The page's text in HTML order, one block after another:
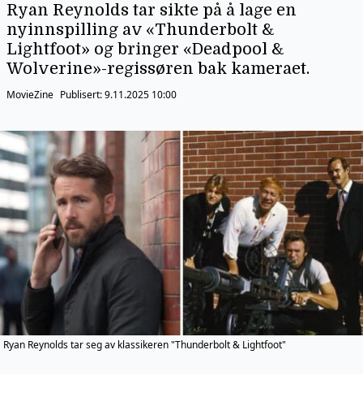
Ryan Reynolds tar sikte på å lage en
nyinnspilling av «Thunderbolt &
Lightfoot» og bringer «Deadpool &
Wolverine»-regissøren bak kameraet.
MovieZine Publisert:9.11.2025 10:00
Ryan Reynolds tar seg av klassikeren "Thunderbolt & Lightfoot"